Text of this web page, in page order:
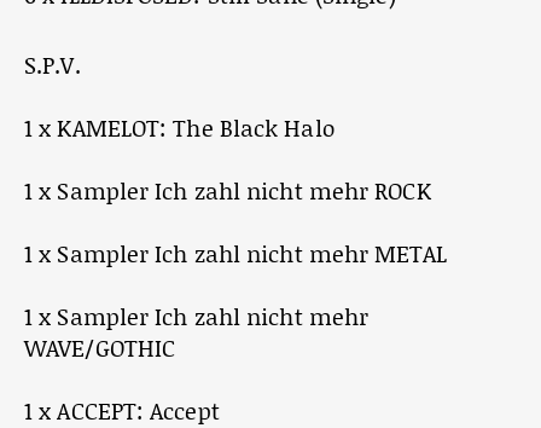
S.P.V.
1 x KAMELOT: The Black Halo
1 x Sampler Ich zahl nicht mehr ROCK
1 x Sampler Ich zahl nicht mehr METAL
1 x Sampler Ich zahl nicht mehr
WAVE/GOTHIC
1 x ACCEPT: Accept